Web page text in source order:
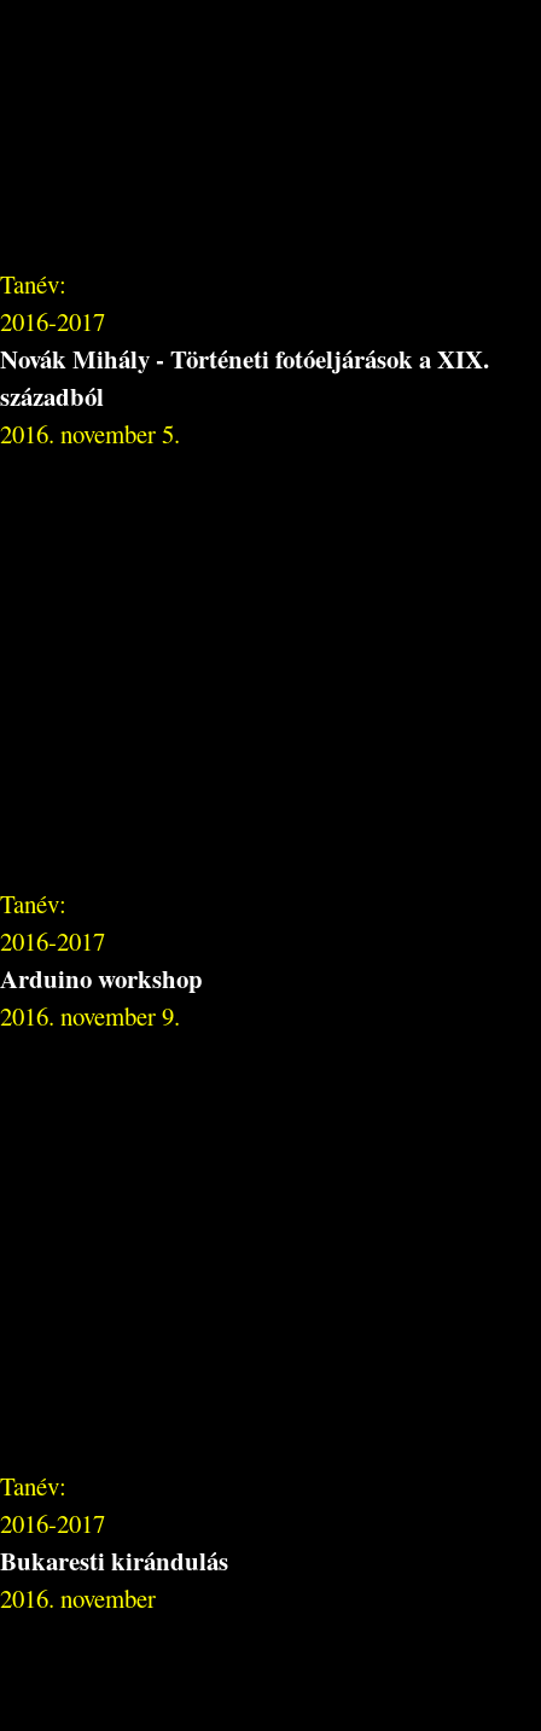
Tanév:
2016-2017
Novák Mihály - Történeti fotóeljárások a XIX.
századból
2016. november 5.
Tanév:
2016-2017
Arduino workshop
2016. november 9.
Tanév:
2016-2017
Bukaresti kirándulás
2016. november